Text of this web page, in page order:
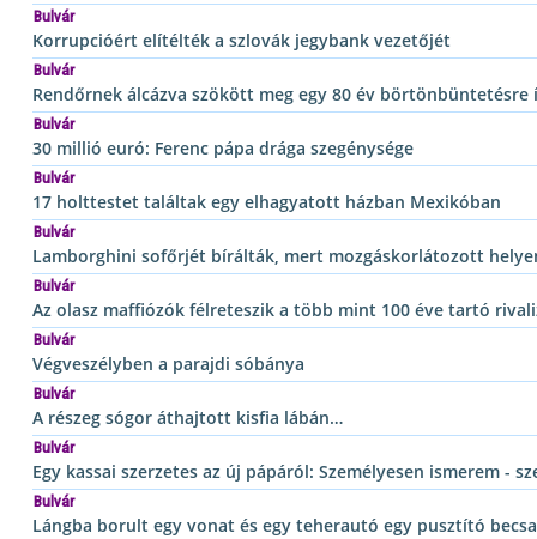
Bulvár
Korrupcióért elítélték a szlovák jegybank vezetőjét
Bulvár
Rendőrnek álcázva szökött meg egy 80 év
Bulvár
30 millió euró: Ferenc pápa drága szegénysége
Bulvár
17 holttestet találtak egy elhagyatott házban Mexikóban
Bulvár
Lamborghini sofőrjét bírálták, mert mozgáskorlátozott
Bulvár
Az olasz maffiózók félreteszik a több mint 100 éve tartó
Bulvár
Végveszélyben a parajdi sóbánya
Bulvár
A részeg sógor áthajtott kisfia lábán…
Bulvár
Egy kassai szerzetes az új pápáról: Személyesen ismerem -
Bulvár
Lángba borult egy vonat és egy teherautó egy pusztító